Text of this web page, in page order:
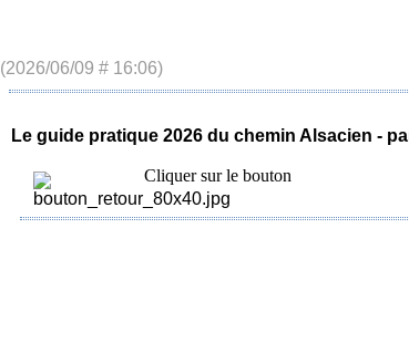
(2026/06/09 # 16:06)
Le guide pratique 2026 du chemin Alsacien -
Cliquer sur le bouton